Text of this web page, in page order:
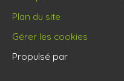
Plan du site
Gérer les cookies
Propulsé par